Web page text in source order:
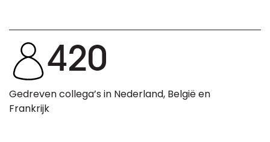
420
Gedreven collega’s in Nederland, België en
Frankrijk